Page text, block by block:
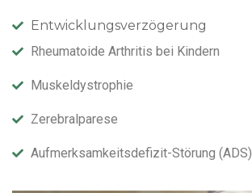
Entwicklungsverzögerung
Rheumatoide Arthritis bei Kindern
Muskeldystrophie
Zerebralparese
Aufmerksamkeitsdefizit-Störung (ADS)